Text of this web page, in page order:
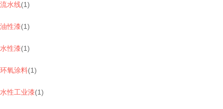
流水线(1)
油性漆(1)
水性漆(1)
环氧涂料(1)
水性工业漆(1)